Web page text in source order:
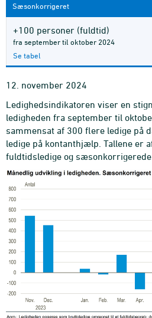
Sæsonkorrigeret
+100 personer (fuldtid)
fra september til oktober 2024
Se tabel
12. november 2024
Ledighedsindikatoren viser en
ledigheden fra september til
sammensat af 300 flere ledige på
ledige på kontanthjælp. Tallene er
fuldtidsledige og sæsonkorrigerede.